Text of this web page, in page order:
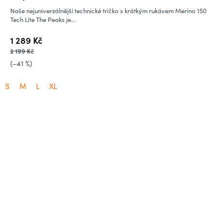
1 289 Kč
2 199 Kč
(–41 %)
Naše nejuniverzálnější technické tričko s krátkým rukávem Merino 150
Tech Lite The Peaks je...
S M L XL